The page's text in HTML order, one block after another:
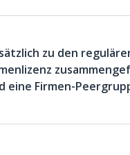
zu den
eine Firmen-